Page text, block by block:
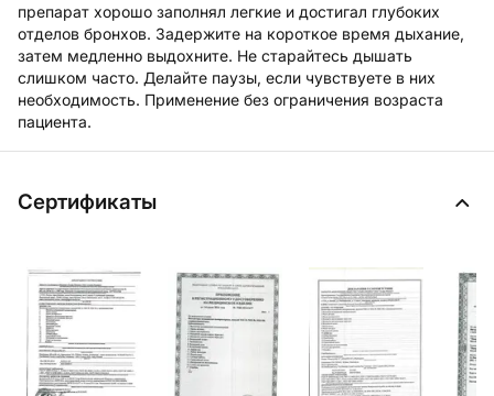
препарат хорошо заполнял легкие и достигал глубоких
отделов бронхов. Задержите на короткое время дыхание,
затем медленно выдохните. Не старайтесь дышать
слишком часто. Делайте паузы, если чувствуете в них
необходимость. Применение без ограничения возраста
пациента.
Сертификаты